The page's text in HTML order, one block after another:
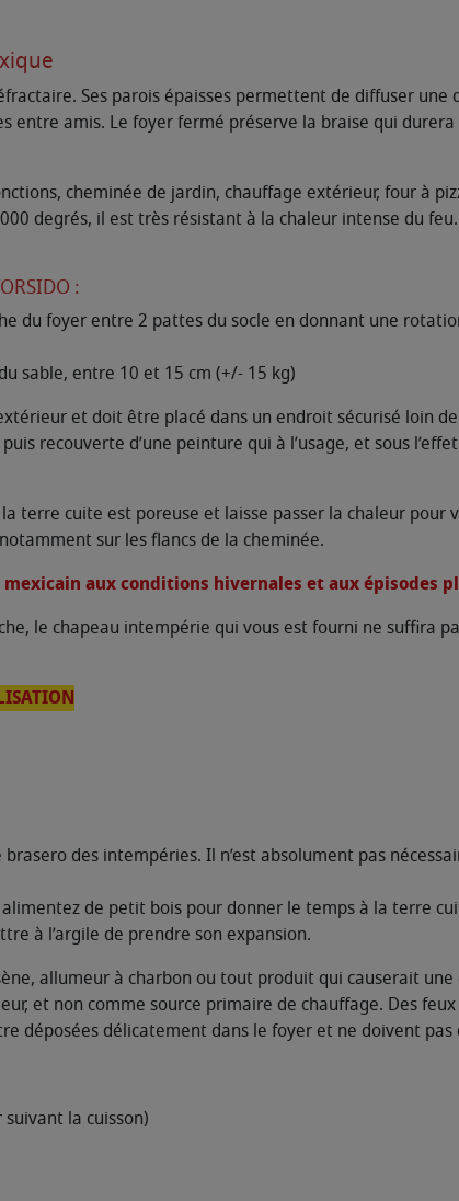
Ses parois épaisses permettent de diffuser une
amis. Le foyer fermé préserve la braise qui
cheminée de jardin, chauffage extérieur, four à
degrés, il est très résistant à la chaleur intense du
:
du foyer entre 2 pattes du socle en donnant une
sable, entre 10 et 15 cm (+/- 15 kg)
et doit être placé dans un endroit sécurisé loin
recouverte d’une peinture qui à l’usage, et sous
terre cuite est poreuse et laisse passer la chaleur pour
sur les flancs de la cheminée.
mexicain aux conditions hivernales et aux épisodes
le chapeau intempérie qui vous est fourni ne suffira
des intempéries. Il n’est absolument pas
de petit bois pour donner le temps à la terre
à l’argile de prendre son expansion.
allumeur à charbon ou tout produit qui causerait
et non comme source primaire de chauffage. Des
déposées délicatement dans le foyer et ne doivent pas
la cuisson)